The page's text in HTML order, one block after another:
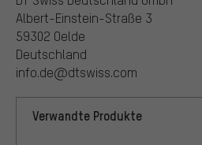
Albert-Einstein-Straße 3
59302 Oelde
Deutschland
info.de@dtswiss.com
Verwandte Produkte